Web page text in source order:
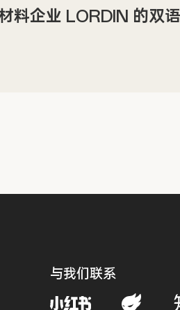
场景沉浸式数字文化场
与我们联系